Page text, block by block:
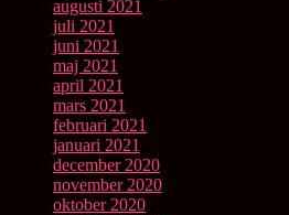
augusti 2021
juli 2021
juni 2021
maj 2021
april 2021
mars 2021
februari 2021
januari 2021
december 2020
november 2020
oktober 2020